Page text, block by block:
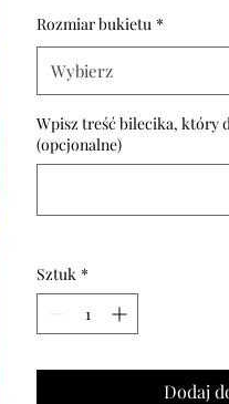
Rozmiar bukietu *
Wybierz
Wpisz treść bilecika, który
(opcjonalne)
Sztuk *
Dodaj